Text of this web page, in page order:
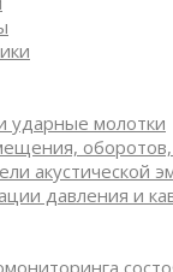
ударные молотки
акустической
давления и